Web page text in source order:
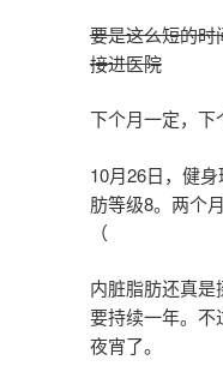
要是这么短的时
接进医院
下个月一定，下
10月26日，健
肪等级8。两个
（
内脏脂肪还真
要持续一年。不
夜宵了。